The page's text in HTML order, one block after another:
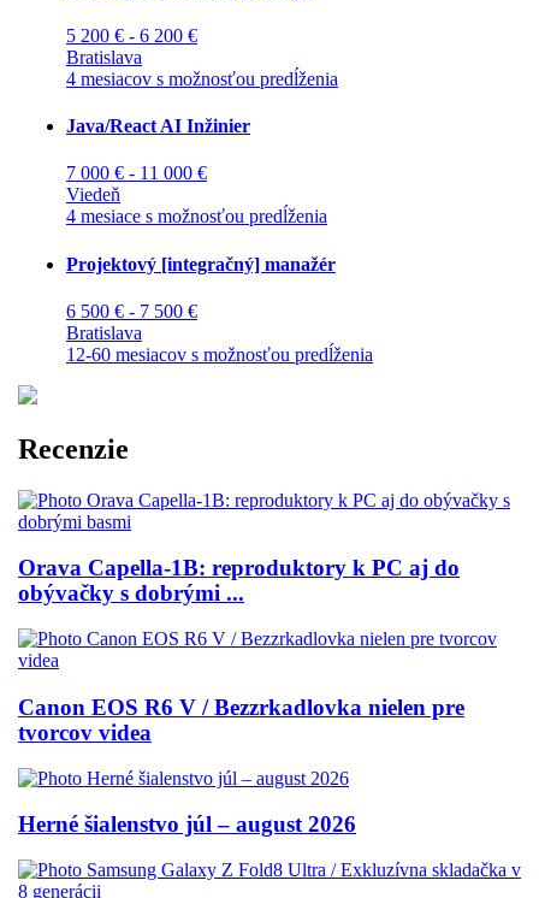
5 200 € - 6 200 €
Bratislava
4 mesiacov s možnosťou predĺženia
Java/React AI Inžinier
7 000 € - 11 000 €
Viedeň
4 mesiace s možnosťou predĺženia
Projektový [integračný] manažér
6 500 € - 7 500 €
Bratislava
12-60 mesiacov s možnosťou predĺženia
Recenzie
Orava Capella-1B: reproduktory k PC aj do
obývačky s dobrými ...
Canon EOS R6 V / Bezzrkadlovka nielen pre
tvorcov videa
Herné šialenstvo júl – august 2026